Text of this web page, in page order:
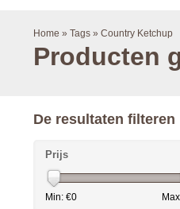
Home » Tags » Country Ketchup
Producten
De resultaten filteren
Prijs
Min: €0